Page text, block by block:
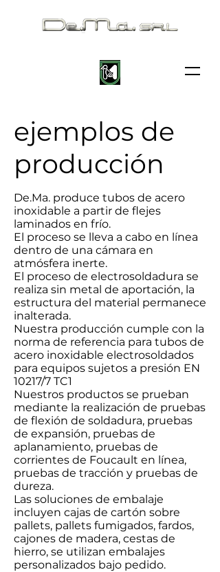
ejemplos de
producción
De.Ma. produce tubos de acero
inoxidable a partir de flejes
laminados en frío.
El proceso se lleva a cabo en línea
dentro de una cámara en
atmósfera inerte.
El proceso de electrosoldadura se
realiza sin metal de aportación, la
estructura del material permanece
inalterada.
Nuestra producción cumple con la
norma de referencia para tubos de
acero inoxidable electrosoldados
para equipos sujetos a presión EN
10217/7 TC1
Nuestros productos se prueban
mediante la realización de pruebas
de flexión de soldadura, pruebas
de expansión, pruebas de
aplanamiento, pruebas de
corrientes de Foucault en línea,
pruebas de tracción y pruebas de
dureza.
Las soluciones de embalaje
incluyen cajas de cartón sobre
pallets, pallets fumigados, fardos,
cajones de madera, cestas de
hierro, se utilizan embalajes
personalizados bajo pedido.